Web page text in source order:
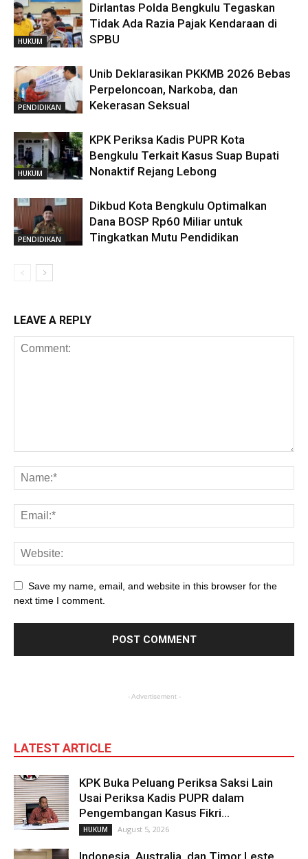
HUKUM
Dirlantas Polda Bengkulu Tegaskan
Tidak Ada Razia Pajak Kendaraan di
SPBU
PENDIDIKAN
Unib Deklarasikan PKKMB 2026 Bebas
Perpeloncoan, Narkoba, dan
Kekerasan Seksual
HUKUM
KPK Periksa Kadis PUPR Kota
Bengkulu Terkait Kasus Suap Bupati
Nonaktif Rejang Lebong
PENDIDIKAN
Dikbud Kota Bengkulu Optimalkan
Dana BOSP Rp60 Miliar untuk
Tingkatkan Mutu Pendidikan
LEAVE A REPLY
Save my name, email, and website in this browser for the
next time I comment.
- Advertisement -
LATEST ARTICLE
KPK Buka Peluang Periksa Saksi Lain
Usai Periksa Kadis PUPR dalam
Pengembangan Kasus Fikri...
HUKUM August 5, 2026
Indonesia, Australia, dan Timor Leste